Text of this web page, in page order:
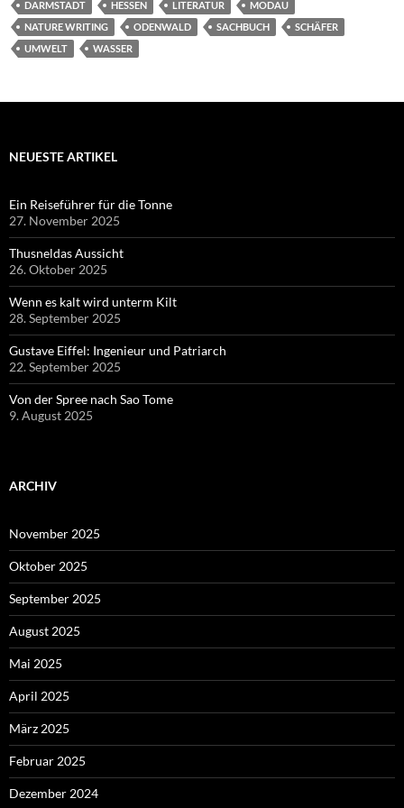
DARMSTADT HESSEN LITERATUR
MODAU
NATURE WRITING
ODENWALD SACHBUCH
SCHÄFER
UMWELT
WASSER
NEUESTE ARTIKEL
Ein Reiseführer für die Tonne
27. November 2025
Thusneldas Aussicht
26. Oktober 2025
Wenn es kalt wird unterm Kilt
28. September 2025
Gustave Eiffel: Ingenieur und Patriarch
22. September 2025
Von der Spree nach Sao Tome
9. August 2025
ARCHIV
November 2025
Oktober 2025
September 2025
August 2025
Mai 2025
April 2025
März 2025
Februar 2025
Dezember 2024